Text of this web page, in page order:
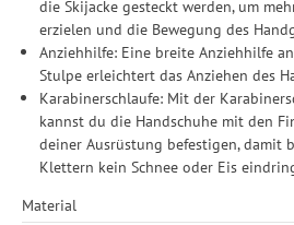
die Skijacke gesteckt werden, um
erzielen und die Bewegung des
Anziehhilfe: Eine breite Anziehhilfe
Stulpe erleichtert das Anziehen des
Karabinerschlaufe: Mit der
kannst du die Handschuhe mit den
deiner Ausrüstung befestigen, damit
Klettern kein Schnee oder Eis
Material